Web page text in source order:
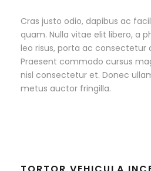
Cras justo odio, dapibus ac
quam. Nulla vitae elit libero, a
leo risus, porta ac consectetur
Praesent commodo cursus
nisl consectetur et. Donec
metus auctor fringilla.